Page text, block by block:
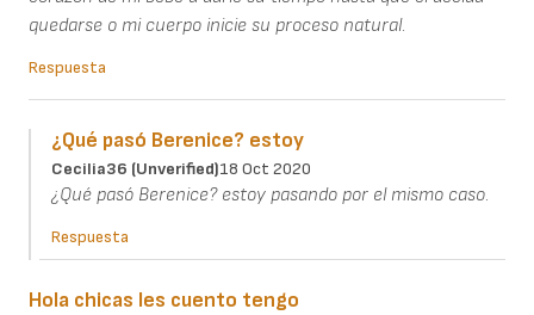
quedarse o mi cuerpo inicie su proceso natural.
Respuesta
¿Qué pasó Berenice? estoy
Cecilia36 (unverified)18 Oct 2020
¿Qué pasó Berenice? estoy pasando por el mismo caso.
Respuesta
Hola chicas les cuento tengo